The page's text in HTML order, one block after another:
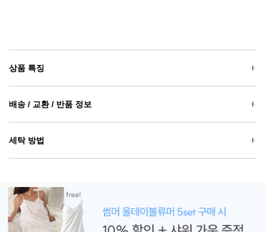
상품 특징
배송 / 교환 / 반품 정보
세탁 방법